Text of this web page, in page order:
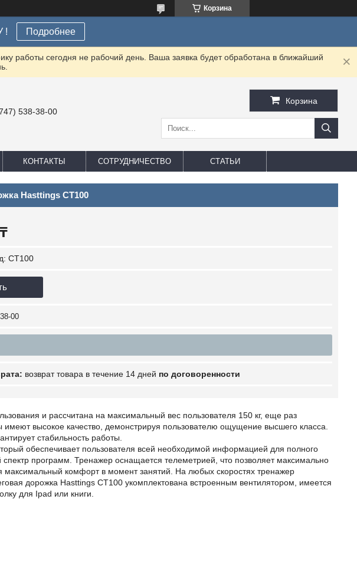
Корзина
! Подробнее
работы сегодня не рабочий день. Ваша заявка будет обработана в ближайший
538-38-00
Корзина
КОНТАКТЫ СОТРУДНИЧЕСТВО СТАТЬИ
Hasttings CT100
CT100
00
возврат товара в течение 14 дней по договоренности
и рассчитана на максимальный вес пользователя 150 кг, еще раз
высокое качество, демонстрируя пользователю ощущение высшего класса.
стабильность работы.
обеспечивает пользователя всей необходимой информацией для полного
программ. Тренажер оснащается телеметрией, что позволяет максимально
максимальный комфорт в момент занятий. На любых скоростях тренажер
дорожка Hasttings СT100 укомплектована встроенным вентилятором, имеется
для Ipad или книги.